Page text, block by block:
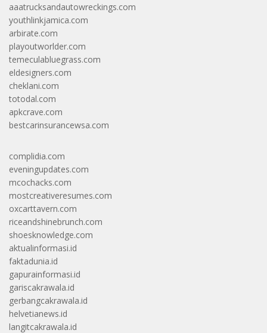
aaatrucksandautowreckings.com
youthlinkjamica.com
arbirate.com
playoutworlder.com
temeculabluegrass.com
eldesigners.com
cheklani.com
totodal.com
apkcrave.com
bestcarinsurancewsa.com
complidia.com
eveningupdates.com
mcochacks.com
mostcreativeresumes.com
oxcarttavern.com
riceandshinebrunch.com
shoesknowledge.com
aktualinformasi.id
faktadunia.id
gapurainformasi.id
gariscakrawala.id
gerbangcakrawala.id
helvetianews.id
langitcakrawala.id